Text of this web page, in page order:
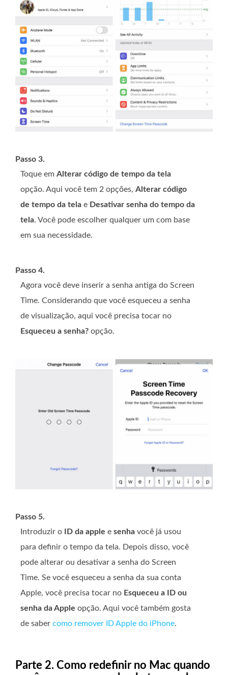
Passo 3.
Toque em Alterar código de tempo da tela
opção. Aqui você tem 2 opções, Alterar código
de tempo da tela e Desativar senha do tempo da
tela. Você pode escolher qualquer um com base
em sua necessidade.
Passo 4.
Agora você deve inserir a senha antiga do Screen
Time. Considerando que você esqueceu a senha
de visualização, aqui você precisa tocar no
Esqueceu a senha? opção.
Passo 5.
Introduzir o
ID da apple e senha você já usou
para definir o tempo da tela. Depois disso, você
pode alterar ou desativar a senha do Screen
Time. Se você esqueceu a senha da sua conta
Apple, você precisa tocar no Esqueceu a ID ou
senha da Apple opção. Aqui você também gosta
de saber como remover ID Apple do iPhone.
Parte 2. Como redefinir no Mac quando